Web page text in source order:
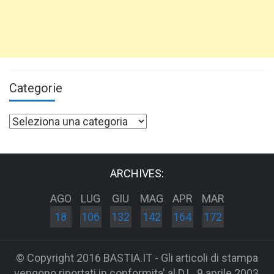
Categorie
Categorie
ARCHIVES:
AGO
18
LUG
106
GIU
132
MAG
142
APR
164
MAR
172
© Copyright 2016 BASTIA.IT - Gli articoli di stampa